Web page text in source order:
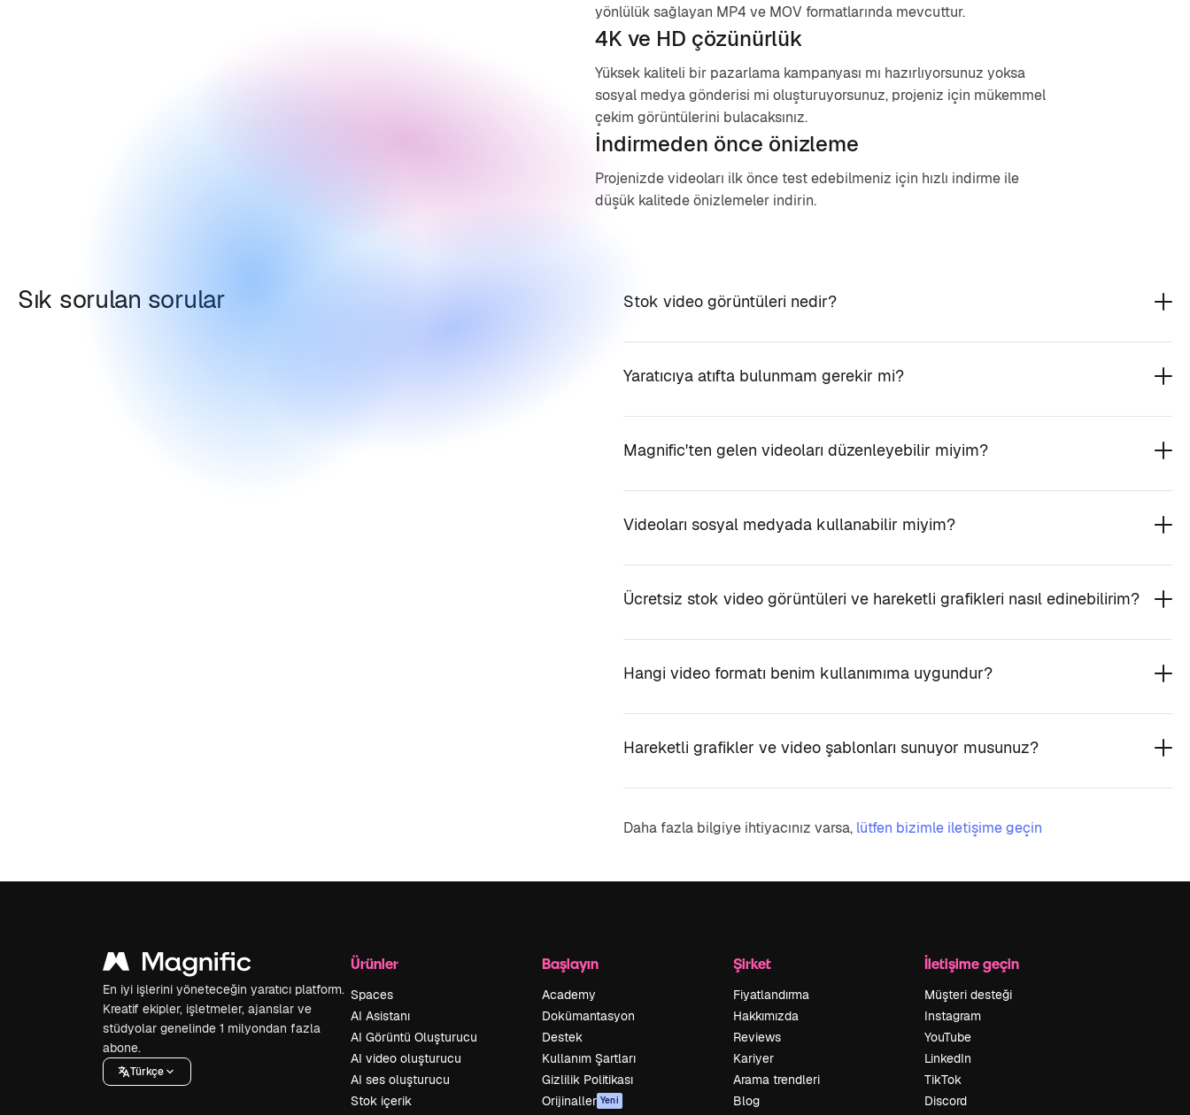
yönlülük sağlayan MP4 ve MOV formatlarında mevcuttur.
4K ve HD çözünürlük
Yüksek kaliteli bir pazarlama kampanyası mı hazırlıyorsunuz yoksa
sosyal medya gönderisi mi oluşturuyorsunuz, projeniz için mükemmel
çekim görüntülerini bulacaksınız.
İndirmeden önce önizleme
Projenizde videoları ilk önce test edebilmeniz için hızlı indirme ile
düşük kalitede önizlemeler indirin.
Sık sorulan sorular Stok video görüntüleri nedir?
Yaratıcıya atıfta bulunmam gerekir mi?
Magnific'ten gelen videoları düzenleyebilir miyim?
Videoları sosyal medyada kullanabilir miyim?
Ücretsiz stok video görüntüleri ve hareketli grafikleri nasıl edinebilirim?
Hangi video formatı benim kullanımıma uygundur?
Hareketli grafikler ve video şablonları sunuyor musunuz?
Daha fazla bilgiye ihtiyacınız varsa, lütfen bizimle iletişime geçin
En iyi işlerini yöneteceğin yaratıcı platform.
Kreatif ekipler, işletmeler, ajanslar ve
stüdyolar genelinde 1 milyondan fazla
abone.
Türkçe
Ürünler
Spaces
AI Asistanı
AI Görüntü Oluşturucu
AI video oluşturucu
AI ses oluşturucu
Stok içerik
Başlayın
Academy
Dokümantasyon
Destek
Kullanım Şartları
Gizlilik Politikası
Orijinaller Yeni
Şirket
Fiyatlandırma
Hakkımızda
Reviews
Kariyer
Arama trendleri
Blog
İletişime geçin
Müşteri desteği
Instagram
YouTube
LinkedIn
TikTok
Discord